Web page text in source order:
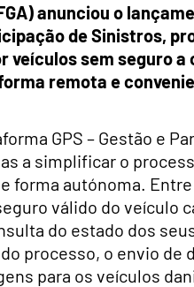
anunciou o
de Sinistros,
veículos sem seguro
remota e
GPS – Gestão e
a simplificar o
forma autónoma.
válido do veículo
do estado dos
processo, o envio de
para os veículos